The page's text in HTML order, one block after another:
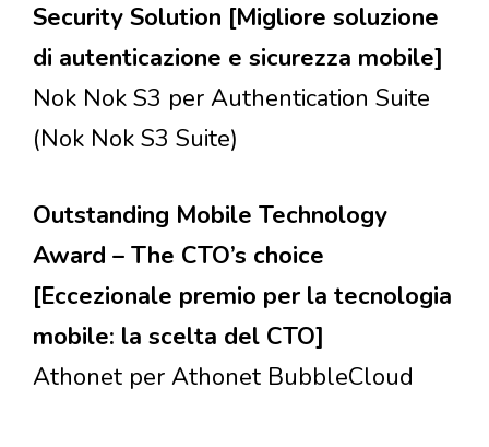
Security Solution [Migliore soluzione
di autenticazione e sicurezza mobile]
Nok Nok S3 per Authentication Suite
(Nok Nok S3 Suite)
Outstanding Mobile Technology
Award – The CTO’s choice
[Eccezionale premio per la tecnologia
mobile: la scelta del CTO]
Athonet per Athonet BubbleCloud